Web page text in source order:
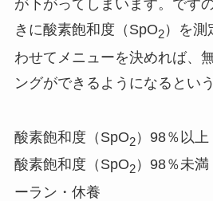
が下がってしまいます。です
きに酸素飽和度（SpO2）を測
わせてメニューを決めれば、
ングができるようになるとい
酸素飽和度（SpO2）98％以上
酸素飽和度（SpO2）98％未満
ーラン・休養